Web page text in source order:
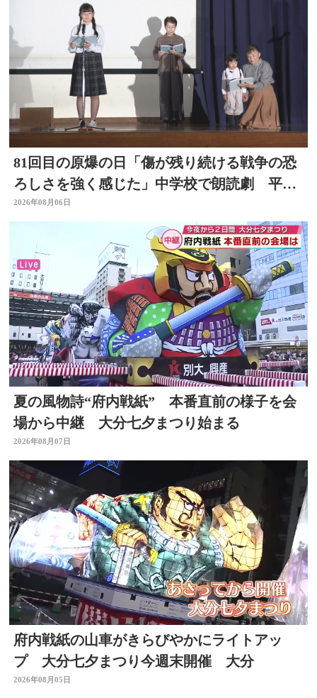
81回目の原爆の日「傷が残り続ける戦争の恐
ろしさを強く感じた」中学校で朗読劇 平和
の大切さ学ぶ 大分
2026年08月06日
夏の風物詩“府内戦紙” 本番直前の様子を会
場から中継 大分七夕まつり始まる
2026年08月07日
府内戦紙の山車がきらびやかにライトアッ
プ 大分七夕まつり今週末開催 大分
2026年08月05日